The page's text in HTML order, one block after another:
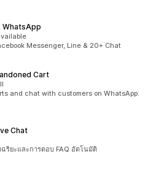
WhatsApp
Messenger, Line & 20+ Chat
Cart
and chat with customers on WhatsApp.
Chat
ริยะและการตอบ FAQ อัตโนมัติ